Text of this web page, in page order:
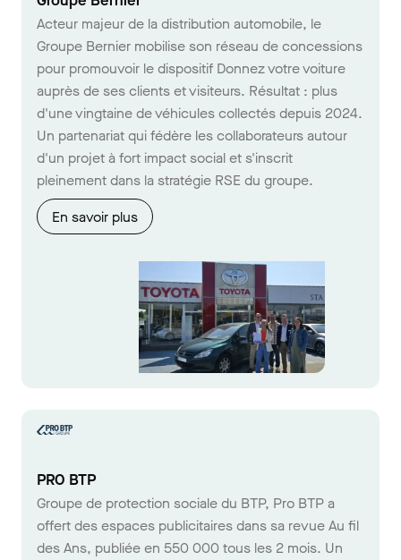
Acteur majeur de la distribution automobile, le
Groupe Bernier mobilise son réseau de concessions
pour promouvoir le dispositif Donnez votre voiture
auprès de ses clients et visiteurs. Résultat : plus
d'une vingtaine de véhicules collectés depuis 2024.
Un partenariat qui fédère les collaborateurs autour
d'un projet à fort impact social et s'inscrit
pleinement dans la stratégie RSE du groupe.
En savoir plus
PRO BTP
Groupe de protection sociale du BTP, Pro BTP a
offert des espaces publicitaires dans sa revue Au fil
des Ans, publiée en 550 000 tous les 2 mois. Un